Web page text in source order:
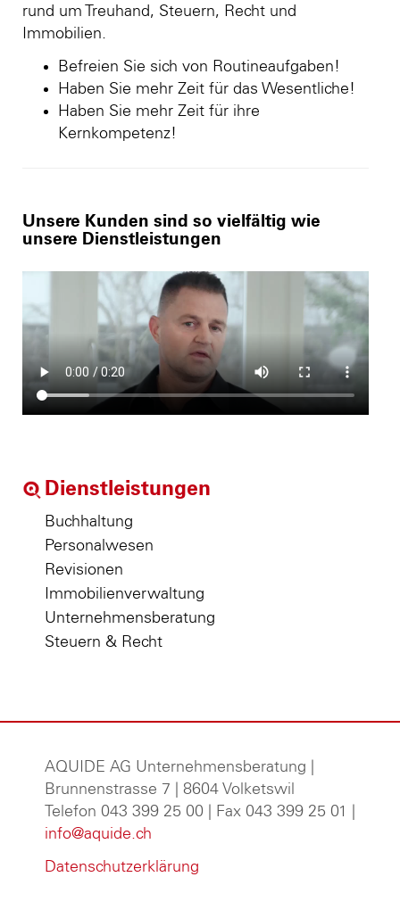
rund um Treuhand, Steuern, Recht und
Immobilien.
Befreien Sie sich von Routineaufgaben!
Haben Sie mehr Zeit für das Wesentliche!
Haben Sie mehr Zeit für ihre
Kernkompetenz!
Unsere Kunden sind so vielfältig wie
unsere Dienstleistungen
Dienstleistungen
Buchhaltung
Personalwesen
Revisionen
Immobilienverwaltung
Unternehmensberatung
Steuern & Recht
AQUIDE AG Unternehmensberatung
Brunnenstrasse 7 | 8604 Volketswil
Telefon 043 399 25 00 | Fax 043 399 25 01 |
info@aquide.ch
Datenschutzerklärung